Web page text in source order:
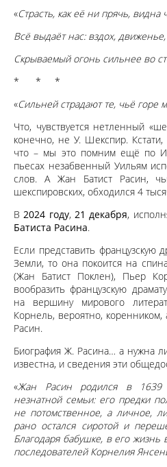
«Страсть, как её ни прячь, видна
Всё выдаёт нас: вздох, движенье,
Скрываемый огонь сильнее во
* * *
«Сильней страдают те, чьё горе
Что, чувствуется нетленный
конечно, не У. Шекспир. Кстати,
что – мы это помним ещё по
пьесах незабвенный Уильям
слов. А Жан Батист Расин,
шекспировских, обходился 4
В2024 году, 21 декабря,
Батиста Расина.
Если представить французскую
Земли, то она покоится на
(Жан Батист Поклен), Пьер
вообразить французскую
на вершину мирового
Корнель, вероятно,
Расин.
Биография Ж. Расина… а нужна
известна, и сведения эти
«Жан Расин родился в 1639
незнатной семьи: его предки
не потомственное, а личное,
рано остался сиротой и
Благодаря бабушке, в его
последователей Корнелия